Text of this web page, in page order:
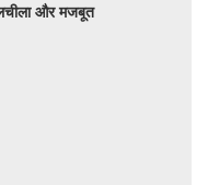
और मजबूत